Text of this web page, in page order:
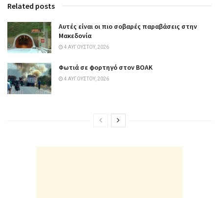
Related posts
Αυτές είναι οι πιο σοβαρές παραβάσεις στην
Μακεδονία
4 ΑΥΓΟΎΣΤΟΥ, 2026
Φωτιά σε φορτηγό στον ΒΟΑΚ
4 ΑΥΓΟΎΣΤΟΥ, 2026